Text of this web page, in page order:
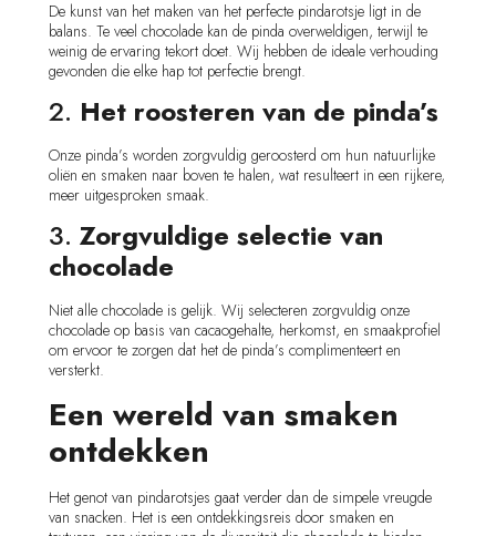
De kunst van het maken van het perfecte pindarotsje ligt in de
balans. Te veel chocolade kan de pinda overweldigen, terwijl te
weinig de ervaring tekort doet. Wij hebben de ideale verhouding
gevonden die elke hap tot perfectie brengt.
2. Het roosteren van de pinda’s
Onze pinda’s worden zorgvuldig geroosterd om hun natuurlijke
oliën en smaken naar boven te halen, wat resulteert in een rijkere,
meer uitgesproken smaak.
3.Zorgvuldige selectie van
chocolade
Niet alle chocolade is gelijk. Wij selecteren zorgvuldig onze
chocolade op basis van cacaogehalte, herkomst, en smaakprofiel
om ervoor te zorgen dat het de pinda’s complimenteert en
versterkt.
Een wereld van smaken
ontdekken
Het genot van pindarotsjes gaat verder dan de simpele vreugde
van snacken. Het is een ontdekkingsreis door smaken en